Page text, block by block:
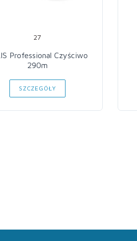
27
Professional Czyściwo
290m
SZCZEGÓŁY